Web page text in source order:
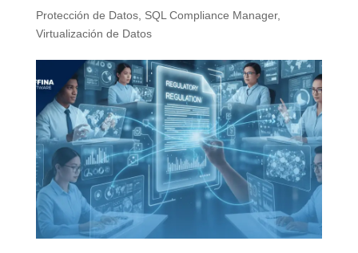
Protección de Datos, SQL Compliance Manager,
Virtualización de Datos